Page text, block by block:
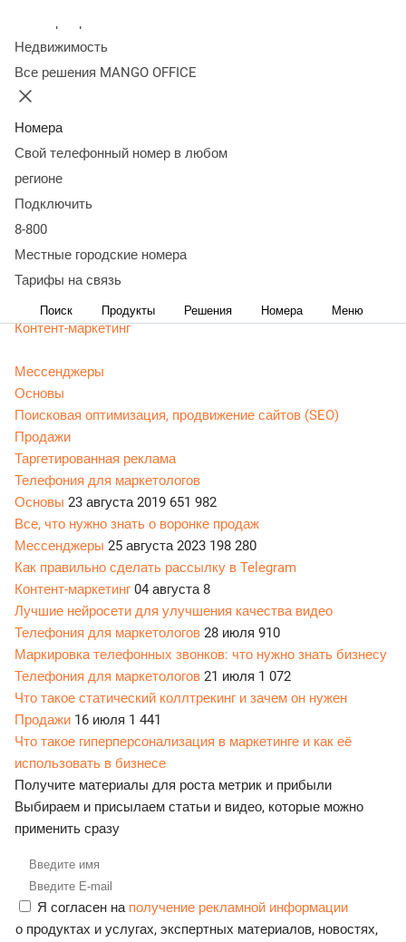
Недвижимость
Все решения MANGO OFFICE
Номера
Свой телефонный номер в любом
регионе
Подключить
8-800
Местные городские номера
Тарифы на связь
Поиск Продукты Решения Номера Меню
маркетолога
Статьи, обзоры, ТОПы, идеи и советы для развития
бизнеса в разделе Энциклопедия маркетолога. Самая
актуальная, живая и понятная информация доступным
CRM маркетинг
Аналитика
Контекстная реклама
Google Adwords (ADS)
Яндекс Директ
Контент-маркетинг
Мессенджеры
Основы
Поисковая оптимизация, продвижение сайтов (SEO)
Продажи
Таргетированная реклама
Телефония для маркетологов
Основы 23 августа 2019 651 982
Все, что нужно знать о воронке продаж
Мессенджеры 25 августа 2023 198 280
Как правильно сделать рассылку в Telegram
Контент-маркетинг 04 августа 8
Лучшие нейросети для улучшения качества видео
Телефония для маркетологов 28 июля 910
Маркировка телефонных звонков: что нужно знать бизнесу
Телефония для маркетологов 21 июля 1 072
Что такое статический коллтрекинг и зачем он нужен
Продажи 16 июля 1 441
Что такое гиперперсонализация в маркетинге и как её
использовать в бизнесе
Получите материалы для роста метрик и прибыли
Выбираем и присылаем статьи и видео, которые можно
применить сразу
Я согласен на получение рекламной информации
о продуктах и услугах, экспертных материалов, новостях,